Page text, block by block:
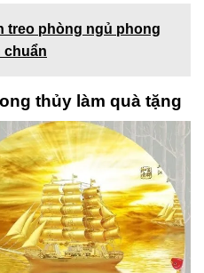
treo phòng ngủ phong
chuẩn
thủy làm quà tặng